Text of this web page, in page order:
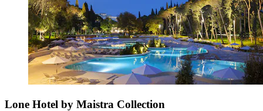
Lone Hotel by Maistra Collection